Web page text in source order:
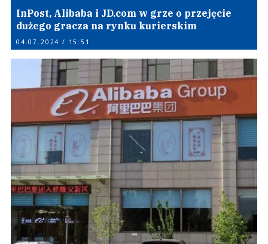
InPost, Alibaba i JD.com w grze o przejęcie
dużego gracza na rynku kurierskim
04.07.2024 / 15:51